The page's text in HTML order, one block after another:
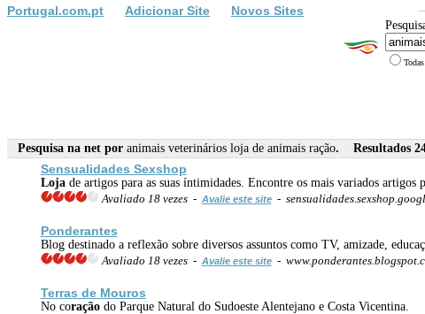
Portugal.com.pt Adicionar Site Novos Sites
Pesquisa na net por animais veterinários loja de animais ração. Resultados
Sensualidades Sexshop
Lojade artigos para as suas íntimidades. Encontre os mais variados artigos
Avaliado 18 vezes - Avalie este site-
Ponderantes
Blog destinado a reflexão sobre diversos assuntos como TV, amizade,
Avaliado 18 vezes - Avalie este site-
Terras de Mouros
No coraçãodo Parque Natural do Sudoeste Alentejano e Costa Vicentina.